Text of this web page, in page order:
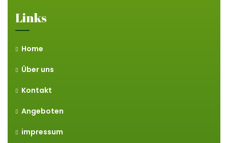
Links
Home
Über uns
Kontakt
Angeboten
impressum